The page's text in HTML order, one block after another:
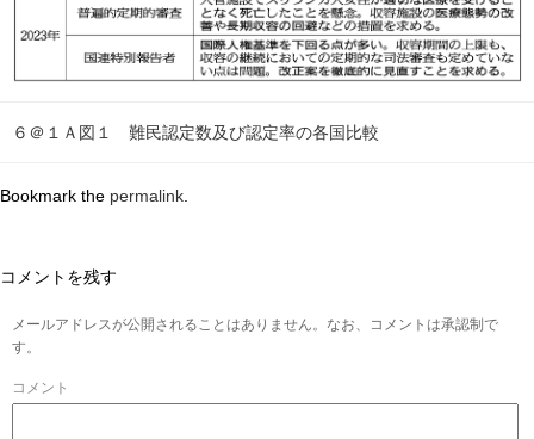
６＠１Ａ図１ 難民認定数及び認定率の各国比較
Bookmark the permalink
コメントを残す
メールアドレスが公開されることはありません。なお、コメントは承認制で
す。
コメント